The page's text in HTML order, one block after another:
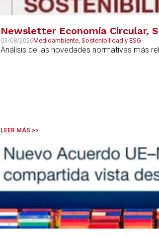
Newsletter Economía Circular,
03/08/2026Medioambiente, Sostenibilidad y ESG
Análisis de las novedades normativas más
LEER MÁS >>